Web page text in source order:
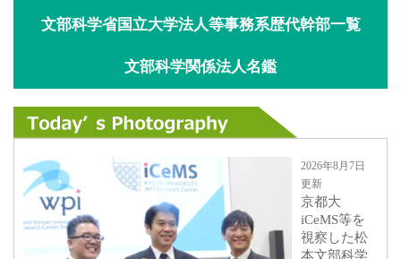
文部科学省国立大学法人等事務系歴代幹部一覧
文部科学関係法人名鑑
2026年8月7日
更新
京都大
iCeMS等を
視察した松
本文部科学